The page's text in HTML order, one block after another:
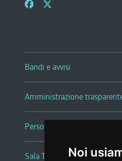
Noi
Bandi e avvisi
Amministrazione
Persone e Uffici
Sala Tiziano Tessitori